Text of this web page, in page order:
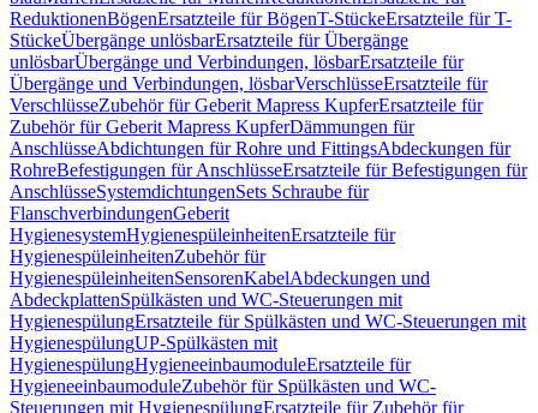
ReduktionenBögenErsatzteile für BögenT-StückeErsatzteile für T-
StückeÜbergänge unlösbarErsatzteile für Übergänge
unlösbarÜbergänge und Verbindungen, lösbarErsatzteile für
Übergänge und Verbindungen, lösbarVerschlüsseErsatzteile für
VerschlüsseZubehör für Geberit Mapress KupferErsatzteile für
Zubehör für Geberit Mapress KupferDämmungen für
AnschlüsseAbdichtungen für Rohre und FittingsAbdeckungen für
RohreBefestigungen für AnschlüsseErsatzteile für Befestigungen für
AnschlüsseSystemdichtungenSets Schraube für
FlanschverbindungenGeberit
HygienesystemHygienespüleinheitenErsatzteile für
HygienespüleinheitenZubehör für
HygienespüleinheitenSensorenKabelAbdeckungen und
AbdeckplattenSpülkästen und WC-Steuerungen mit
HygienespülungErsatzteile für Spülkästen und WC-Steuerungen mit
HygienespülungUP-Spülkästen mit
HygienespülungHygieneeinbaumoduleErsatzteile für
HygieneeinbaumoduleZubehör für Spülkästen und WC-
Steuerungen mit HygienespülungErsatzteile für Zubehör für